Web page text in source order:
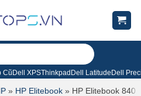
Cũ Dell XPSThinkpad Dell Latitude Dell
» HP Elitebook » HP Elitebook 840